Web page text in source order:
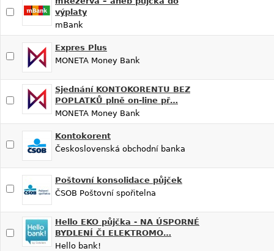
výplaty
mBank
Expres Plus
MONETA Money Bank
Sjednání KONTOKORENTU BEZ
POPLATKŮ plně on-line př…
MONETA Money Bank
Kontokorent
Československá obchodní banka
Poštovní konsolidace půjček
ČSOB Poštovní spořitelna
Hello EKO půjčka - NA ÚSPORNÉ
BYDLENÍ ČI ELEKTROMO…
Hello bank!